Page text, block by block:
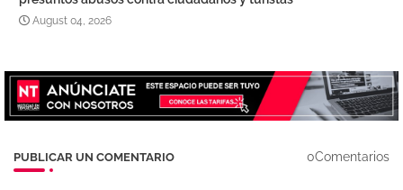
August 04, 2026
PUBLICAR UN COMENTARIO 0Comentarios